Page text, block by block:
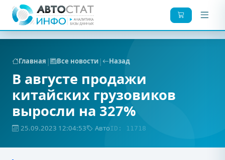
Главная | Все новости| Назад
В августе продажи
китайских грузовиков
выросли на 327%
25.09.2023 12:04:53 АвтоID: 11718